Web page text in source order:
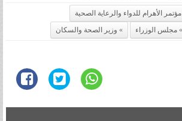
مؤتمر الأهرام للدواء والرعاية الصحية
مجلس الوزراء وزير الصحة والسكان